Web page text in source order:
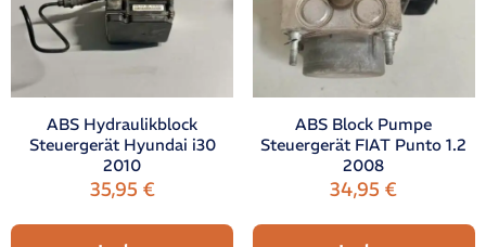
ABS Hydraulikblock
Steuergerät Hyundai i30
2010
35,95 €
ABS Block Pumpe
Steuergerät FIAT Punto 1.2
2008
34,95€